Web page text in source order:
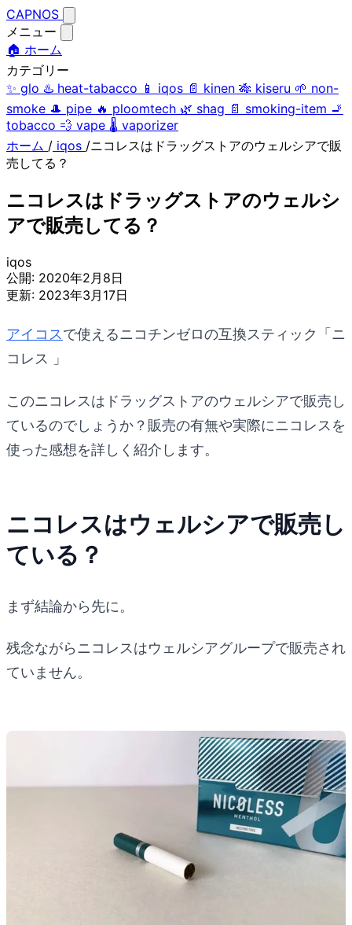
CAPNOS
メニュー
🏠 ホーム
カテゴリー
✨ glo ♨️ heat-tabacco 📱 iqos 📄 kinen 🎋 kiseru 🌱 non-
smoke 🎩 pipe 🔥 ploomtech 🌿 shag 📄 smoking-item 🚬
tobacco 💨 vape 🌡️ vaporizer
ホーム / iqos /ニコレスはドラッグストアのウェルシアで販
売してる？
ニコレスはドラッグストアのウェルシ
アで販売してる？
iqos
公開: 2020年2月8日
更新: 2023年3月17日
アイコスで使えるニコチンゼロの互換スティック「ニ
コレス 」
このニコレスはドラッグストアのウェルシアで販売し
ているのでしょうか？販売の有無や実際にニコレスを
使った感想を詳しく紹介します。
ニコレスはウェルシアで販売し
ている？
まず結論から先に。
残念ながらニコレスはウェルシアグループで販売され
ていません。